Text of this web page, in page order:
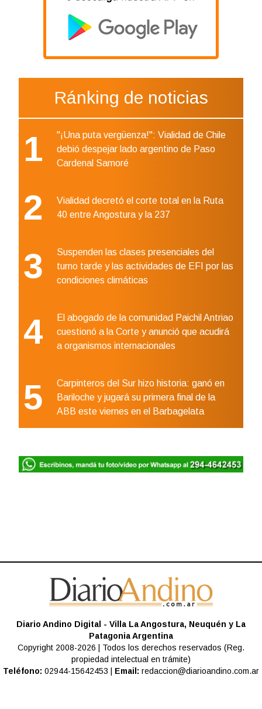
Ránking de noticias
1
"¡Una puta vergüenza!": Vialidad de Chile
debió despejar lado argentino de Paso
Cardenal Samoré
2
Vialidad decretó el corte total en la Ruta
40 entre Angostura y la 237
3
Suspenden las clases presenciales del
turno tarde y las actividades de EFI por las
condiciones climáticas
4
El abogado de la comunidad Paichil Antriao
cuestionó a la Corte y anunció que acudirá
a organismos internacionales
5
Carpinteros del Sur hizo historia: ganó en
Bariloche y jugará su primera final de la
ABB este viernes en el Barbagelata
Diario Andino Digital - Villa La Angostura, Neuquén y La
Patagonia Argentina
Copyright 2008-2026 | Todos los derechos reservados (Reg.
propiedad intelectual en trámite)
Teléfono: 02944-15642453 | Email: redaccion@diarioandino.com.ar